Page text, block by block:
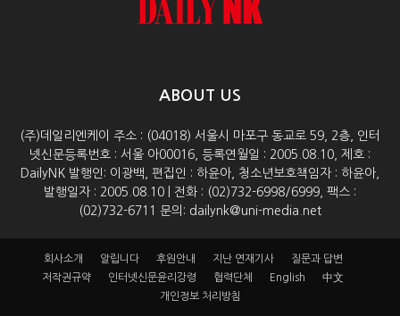
ABOUT US
(주)데일리엔케이 주소 : (04018) 서울시 마포구 동교로 59, 2층, 인터
넷신문등록번호 : 서울 아00016, 등록연월일 : 2005.08.10, 제호 :
DailyNK 발행인: 이광백, 편집인 : 하윤아, 청소년보호책임자 : 하윤아,
발행일자 : 2005.08.10 | 전화 : (02)732-6998/6999, 팩스 :
(02)732-6711 문의: dailynk@uni-media.net
회사소개 알립니다 후원안내 지난 연재기사
질문과 답변
저작권규약
인터넷신문윤리강령 협력단체 English
中文
개인정보 처리방침